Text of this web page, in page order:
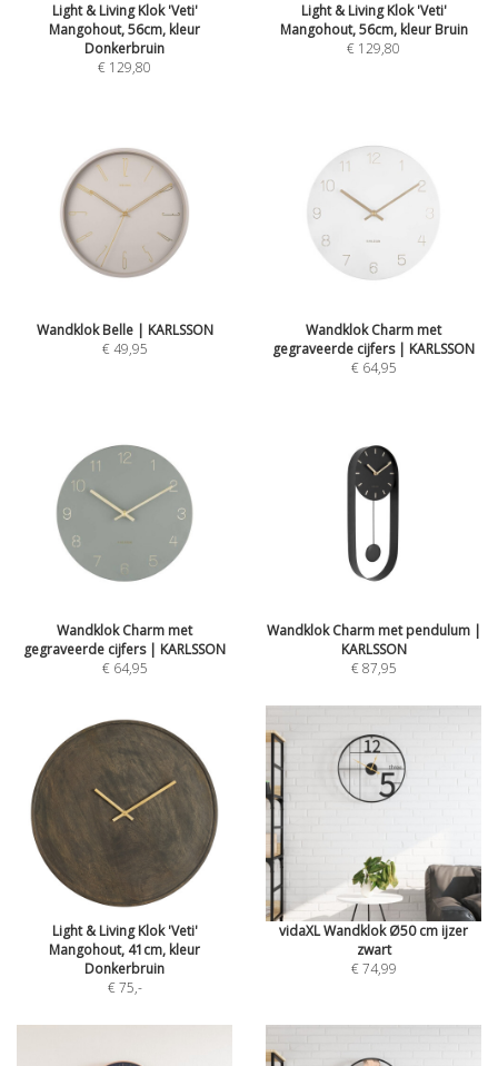
Light & Living Klok 'Veti'
Mangohout, 56cm, kleur
Donkerbruin
€ 129,80
Light & Living Klok 'Veti'
Mangohout, 56cm, kleur Bruin
€ 129,80
Wandklok Belle | KARLSSON
€ 49,95
Wandklok Charm met
gegraveerde cijfers | KARLSSON
€ 64,95
Wandklok Charm met
gegraveerde cijfers | KARLSSON
€ 64,95
Wandklok Charm met pendulum |
KARLSSON
€ 87,95
Light & Living Klok 'Veti'
Mangohout, 41cm, kleur
Donkerbruin
€ 75,-
vidaXL Wandklok Ø50 cm ijzer
zwart
€ 74,99